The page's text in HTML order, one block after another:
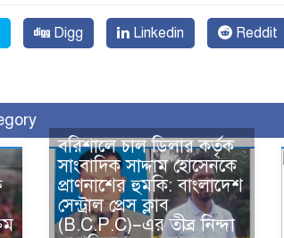
Digg Linkedin Reddit
বরিশালে চাল ডিলার কর্তৃক
সাংবাদিক সাদ্দাম হোসেনকে
প্রাণনাশের হুমকি: বাংলাদেশ
সেন্ট্রাল প্রেস ক্লাব
(B.C.P.C)–এর তীব্র নিন্দা